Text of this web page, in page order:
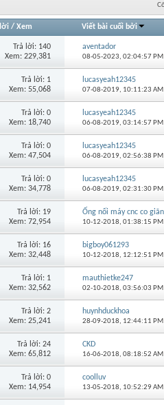
/ Xem Viết bài cuối bởi
Trả lời: 140
Xem: 229,381
aventador
08-05-2023,02:04:57 PM
Trả lời: 1
Xem: 55,068
lucasyeah12345
07-08-2019, 10:11:23 AM
Trả lời: 0
Xem: 18,740
lucasyeah12345
06-08-2019,03:14:57 PM
Trả lời: 0
Xem: 47,504
lucasyeah12345
06-08-2019,02:56:38 PM
Trả lời: 0
Xem: 34,778
lucasyeah12345
06-08-2019,02:31:30 PM
Trả lời: 19
Xem: 72,954
Ống nối máy cnc co giãn
10-12-2018,01:38:15 PM
Trả lời: 16
Xem: 32,448
bigboy061293
10-12-2018, 12:12:51 PM
Trả lời: 1
Xem: 32,562
mauthietke247
02-10-2018,03:56:03 PM
Trả lời: 2
Xem: 25,241
huynhduckhoa
28-09-2018, 12:44:11 PM
Trả lời: 24
Xem: 65,812
CKD
16-06-2018,08:18:52 AM
Trả lời: 0
Xem: 14,954
coolluv
13-05-2018, 10:52:29 AM